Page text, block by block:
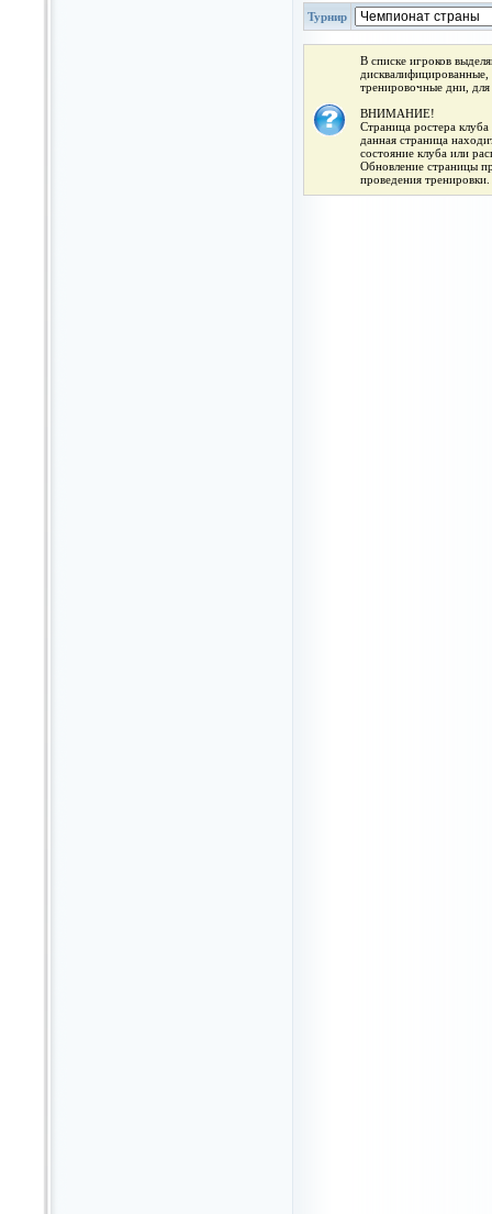
Турнир
В списке игроков
тренировочные дни,
ВНИМАНИЕ!
Страница ростера
данная страница
состояние клуба или
Обновление страницы
проведения тренировки.